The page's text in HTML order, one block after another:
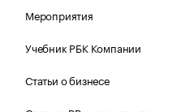
Мероприятия
Учебник РБК Компании
Статьи о бизнесе